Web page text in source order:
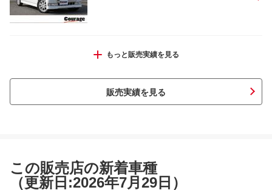
タント カスタムＲＳ
もっと販売実績を見る
販売実績を見る
この販売店の新着車種
（更新日:2026年7月29日）